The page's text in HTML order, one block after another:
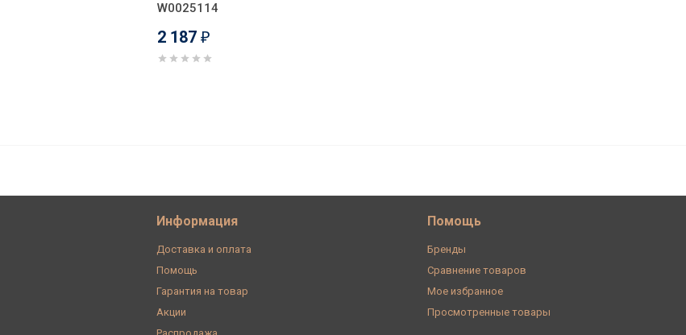
W0025114
2 187 ₽
Информация
Доставка и оплата
Помощь
Гарантия на товар
Акции
Помощь
Бренды
Сравнение товаров
Мое избранное
Просмотренные товары